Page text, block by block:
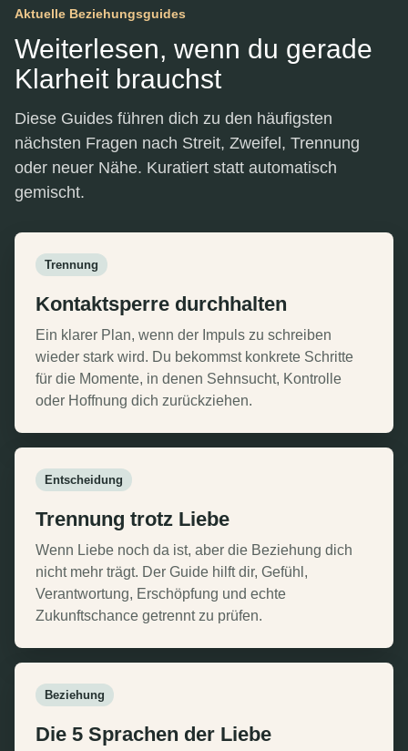
Aktuelle Beziehungsguides
Weiterlesen, wenn du gerade
Klarheit brauchst
Diese Guides führen dich zu den häufigsten
nächsten Fragen nach Streit, Zweifel, Trennung
oder neuer Nähe. Kuratiert statt automatisch
gemischt.
Trennung
Kontaktsperre durchhalten
Ein klarer Plan, wenn der Impuls zu schreiben
wieder stark wird. Du bekommst konkrete Schritte
für die Momente, in denen Sehnsucht, Kontrolle
oder Hoffnung dich zurückziehen.
Entscheidung
Trennung trotz Liebe
Wenn Liebe noch da ist, aber die Beziehung dich
nicht mehr trägt. Der Guide hilft dir, Gefühl,
Verantwortung, Erschöpfung und echte
Zukunftschance getrennt zu prüfen.
Beziehung
Die 5 Sprachen der Liebe